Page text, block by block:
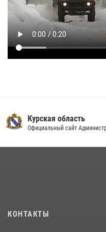
Курская область
Официальный сайт
КОНТАКТЫ